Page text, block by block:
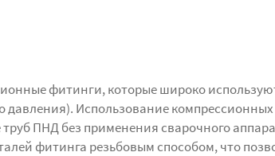
фитинги, которые широко
давления). Использование компрессионных
ПНД без применения сварочного
фитинга резьбовым способом, что